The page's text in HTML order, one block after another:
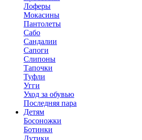
Лоферы
Мокасины
Пантолеты
Сабо
Сандалии
Сапоги
Слипоны
Тапочки
Туфли
Угги
Уход за обувью
Последняя пара
Детям
Босоножки
Ботинки
Дутики